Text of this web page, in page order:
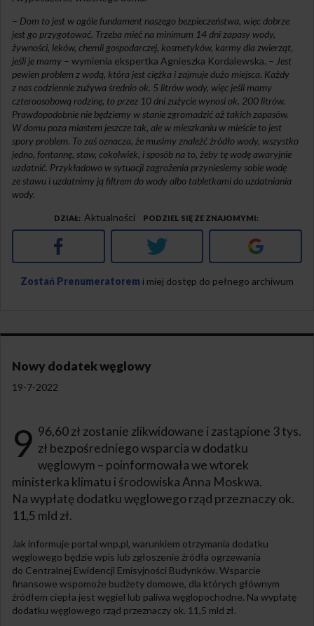
– Dom to jest w ogóle fundament naszego bezpieczeństwa, więc dobrze
jest go przygotować. Trzeba mieć na minimum 14 dni zapasy wody,
żywności, leków, chemii gospodarczej, kosmetyków, karmy dla zwierząt,
jeśli je mamy – wymienia ekspertka Agnieszka Kordalewska. – Jest
pewien problem z wodą, która jest ciężka i zajmuje dużo miejsca. Każdy
z nas codziennie zużywa średnio ok. 5 litrów wody, więc jeśli mamy
czteroosobową rodzinę, to przez 10 dni zużycie wynosi ok. 200 litrów.
Prawdopodobnie nie będziemy w stanie zgromadzić aż takich zapasów.
W domu poza miastem jeszcze tak, ale w mieszkaniu w mieście to jest
spory problem. To zaś oznacza, że musimy znaleźć źródło wody, wszystko
jedno, fontannę, staw, cokolwiek, i sposób na to, żeby tę wodę awaryjnie
uzdatnić. Przykładowo w sytuacji zagrożenia przyniesiemy sobie wodę
ze stawu i uzdatnimy ją filtrem do wody albo tabletkami do uzdatniania
wody.
DZIAŁ Aktualności PODZIEL SIĘ ZE ZNAJOMYMI
Facebook Twitter Google+
Zostań Prenumeratorem i miej dostęp do pełnego archiwum
Nowy dodatek węglowy
19-7-2022
9 96,60 zł zostanie zlikwidowane i zastąpione 3 tys.
zł bezpośredniego wsparcia w dodatku
węglowym – poinformowała we wtorek
ministerka klimatu i środowiska Anna Moskwa.
Na wypłatę dodatku węglowego rząd przeznaczy ok.
11,5 mld zł.
Jak informuje portal wnp.pl, warunkiem otrzymania dodatku
węglowego będzie wpis lub zgłoszenie źródła ogrzewania
do Centralnej Ewidencji Emisyjności Budynków. Wsparcie
finansowe wspomoże budżety domowe, dla których głównym
źródłem ciepła jest węgiel lub paliwa węglopochodne. Na wypłatę
dodatku węglowego rząd przeznaczy ok. 11,5 mld zł.